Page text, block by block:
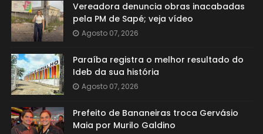
Vereadora denuncia obras inacabadas
pela PM de Sapé; veja vídeo
Agosto 07, 2026
Paraíba registra o melhor resultado do
Ideb da sua história
Agosto 07, 2026
Prefeito de Bananeiras troca Gervásio
Maia por Murilo Galdino